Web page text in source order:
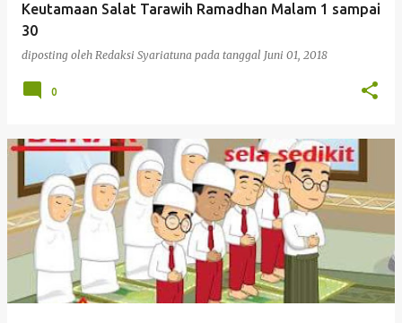
Keutamaan Salat Tarawih Ramadhan Malam 1 sampai
30
diposting oleh Redaksi Syariatuna pada tanggal Juni 01, 2018
0